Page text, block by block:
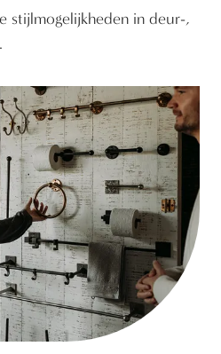
stijlmogelijkheden in deur-,